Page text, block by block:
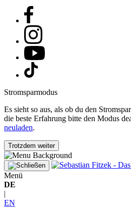
Stromsparmodus
Es sieht so aus, als ob du den
die beste Erfahrung bitte den Modus
neuladen.
Trotzdem weiter
Menü
DE
|
EN